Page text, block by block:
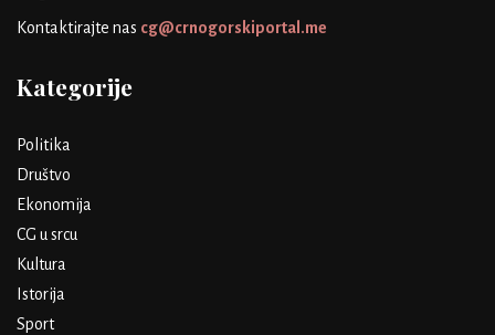
Kontaktirajte nas cg@crnogorskiportal.me
Kategorije
Politika
Društvo
Ekonomija
CG u srcu
Kultura
Istorija
Sport